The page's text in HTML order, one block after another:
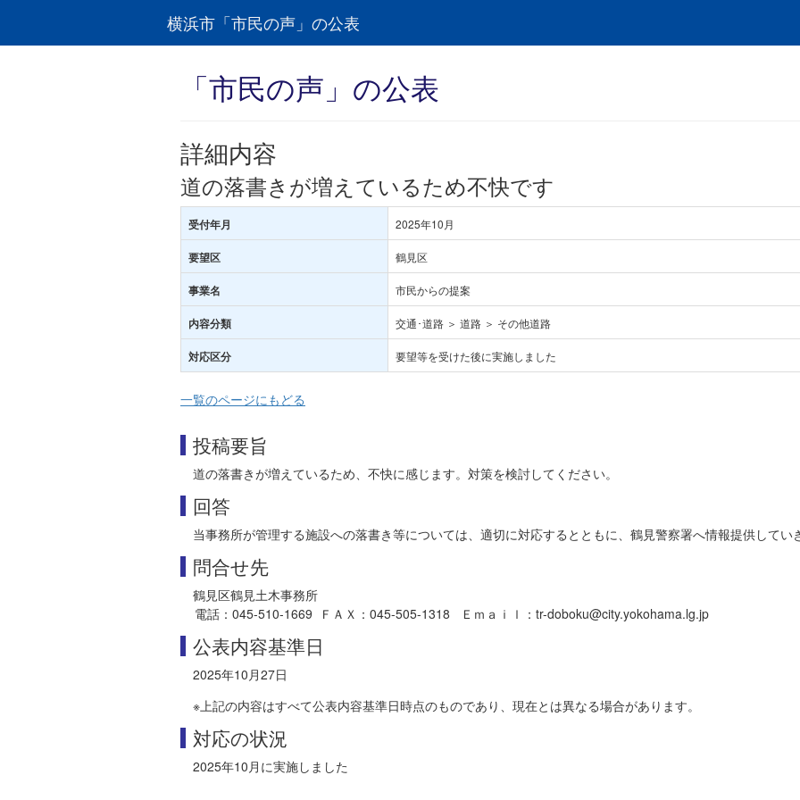
横浜市「市民の声」の公表
「市民の声」の公表
詳細内容
道の落書きが増えているため不快です
受付年月 2025年10月
要望区 鶴見区
事業名 市民からの提案
内容分類 交通･道路 ＞ 道路 ＞ その他道路
対応区分 要望等を受けた後に実施しました
一覧のページにもどる
投稿要旨
道の落書きが増えているため、不快に感じます。対策を検討してください。
回答
当事務所が管理する施設への落書き等については、適切に対応するとともに、鶴見警察署へ情報提供してい
問合せ先
鶴見区鶴見土木事務所
電話：045-510-1669 ＦＡＸ：045-505-1318 Ｅｍａｉｌ：tr-doboku@city.yokohama.lg.jp
公表内容基準日
2025年10月27日
※上記の内容はすべて公表内容基準日時点のものであり、現在とは異なる場合があります。
対応の状況
2025年10月に実施しました